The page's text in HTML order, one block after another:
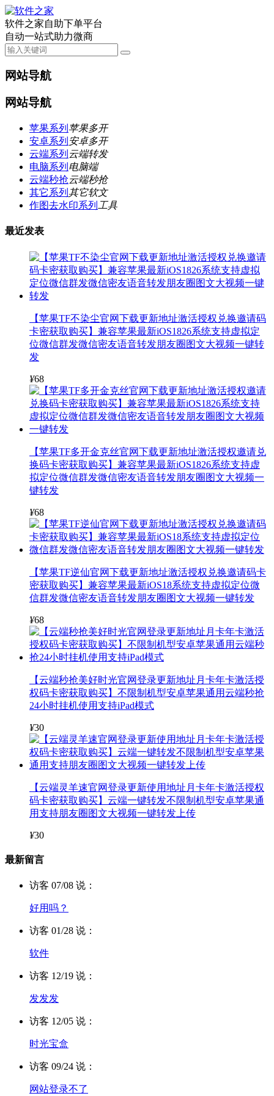
软件之家自助下单平台
自动一站式助力微商
网站导航
网站导航
苹果系列 苹果多开
安卓系列 安卓多开
云端系列 云端转发
电脑系列 电脑端
云端秒抢云端秒抢
其它系列 其它软文
作图去水印系列 工具
最近发表
【苹果TF不染尘官网下载更新地址激活授权兑换邀请码
卡密获取购买】兼容苹果最新iOS1826系统支持虚拟定
位微信群发微信密友语音转发朋友圈图文大视频一键转
发
¥68
【苹果TF多开金克丝官网下载更新地址激活授权邀请兑
换码卡密获取购买】兼容苹果最新iOS1826系统支持虚
拟定位微信群发微信密友语音转发朋友圈图文大视频一
键转发
¥68
【苹果TF逆仙官网下载更新地址激活授权兑换邀请码卡
密获取购买】兼容苹果最新iOS18系统支持虚拟定位微
信群发微信密友语音转发朋友圈图文大视频一键转发
¥68
【云端秒抢美好时光官网登录更新地址月卡年卡激活授
权码卡密获取购买】不限制机型安卓苹果通用云端秒抢
24小时挂机使用支持iPad模式
¥30
【云端灵羊速官网登录更新使用地址月卡年卡激活授权
码卡密获取购买】云端一键转发不限制机型安卓苹果通
用支持朋友圈图文大视频一键转发上传
¥30
最新留言
访客 07/08 说：
好用吗？
访客 01/28 说：
软件
访客 12/19 说：
发发发
访客 12/05 说：
时光宝盒
访客 09/24 说：
网站登录不了